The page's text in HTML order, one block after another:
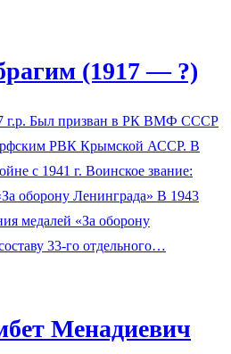
(1917 — ?)
г.р. Был призван в РК ВМФ СССР
РВК Крымской АССР. В
с 1941 г. Воинское звание:
оборону Ленинграда» В 1943
медалей «За оборону
33-го отдельного…
Менадиевич